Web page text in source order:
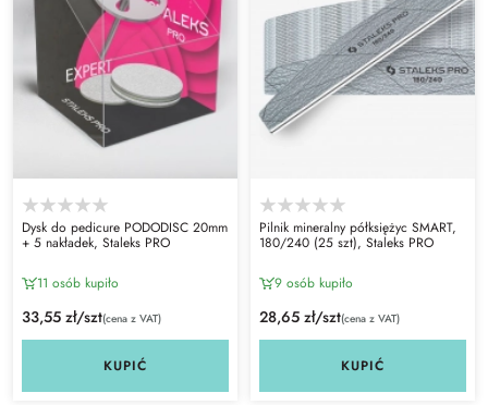
Dysk do pedicure PODODISC 20mm
+ 5 nakładek, Staleks PRO
11 osób kupiło
33,55 zł/szt(cena z VAT)
KUPIĆ
Pilnik mineralny półksiężyc SMART,
180/240 (25 szt), Staleks PRO
9 osób kupiło
28,65 zł/szt(cena z VAT)
KUPIĆ